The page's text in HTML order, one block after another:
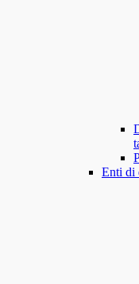
Enti di